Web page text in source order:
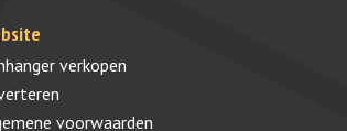
verkopen
voorwaarden